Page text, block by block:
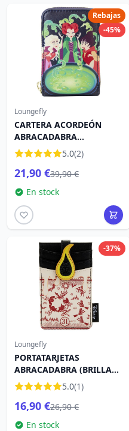
Rebajas
-45%
Loungefly
CARTERA ACORDEÓN
ABRACADABRA
HERMANAS SANDERSON
CAULDRON GLOW -
DISNEY LOUNGEFLY
5.0(2)
21,90 €39,90 €
En stock
-37%
Loungefly
PORTATARJETAS
ABRACADABRA (BRILLA
EN LA OSCURIDAD) -
DISNEY LOUNGEFLY
5.0(1)
16,90 €26,90 €
En stock